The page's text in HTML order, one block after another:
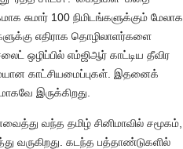
சுமார் 100 நிமிடங்களுக்கும் மேலாக
எதிராக தொழிலாளர்களை
ஒழிப்பில் எம்ஜிஆர் காட்டிய தீவிர
காட்சியமைப்புகள். இதனைக்
இருக்கிறது.
வந்த தமிழ் சினிமாவில் சமூகம்,
வருகிறது. கடந்த பத்தாண்டுகளில்